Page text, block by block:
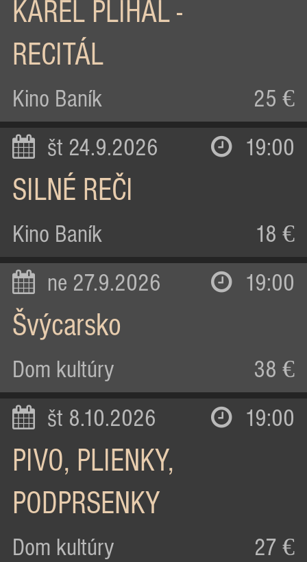
KAREL PLÍHAL -
RECITÁL
Kino Baník 25 €
št 24.9.2026 19:00
SILNÉ REČI
Kino Baník 18 €
ne 27.9.2026 19:00
Švýcarsko
Dom kultúry 38 €
št 8.10.2026 19:00
PIVO, PLIENKY,
PODPRSENKY
Dom kultúry 27 €